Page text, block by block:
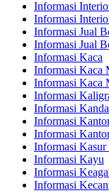
Informasi
Informasi
Informasi Jual
Informasi Jual
Informasi Kaca
Informasi Kaca
Informasi Kaca
Informasi
Informasi
Informasi
Informasi
Informasi Kasur
Informasi Kayu
Informasi
Informasi